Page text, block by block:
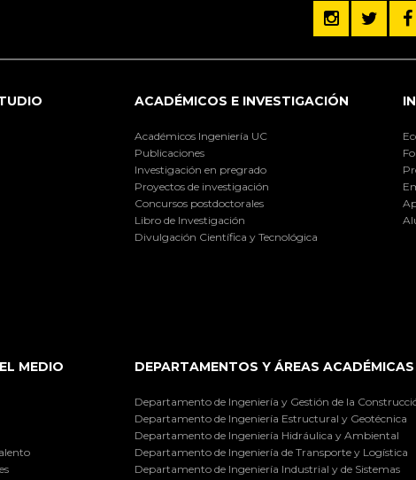
ACADÉMICOS E INVESTIGACIÓN
Académicos Ingeniería UC
Publicaciones
Investigación en pregrado
Proyectos de investigación
Concursos postdoctorales
Libro de Investigación
Divulgación Científica y Tecnológica
MEDIO DEPARTAMENTOS Y ÁREAS ACADÉMICAS
Departamento de Ingeniería y Gestión de la
Departamento de Ingeniería Estructural y Geotécnica
Departamento de Ingeniería Hidráulica y Ambiental
Departamento de Ingeniería de Transporte y Logística
Departamento de Ingeniería Industrial y de Sistemas